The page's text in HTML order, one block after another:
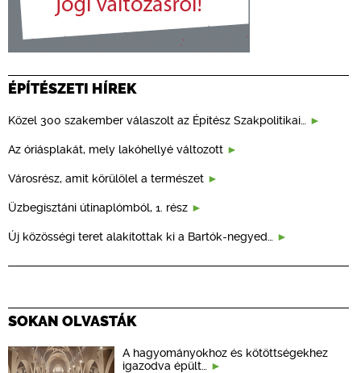
ÉPÍTÉSZETI HÍREK
Közel 300 szakember válaszolt az Építész Szakpolitikai…
Az óriásplakát, mely lakóhellyé változott
Városrész, amit körülölel a természet
Üzbegisztáni útinaplómból, 1. rész
Új közösségi teret alakítottak ki a Bartók-negyed…
SOKAN OLVASTÁK
A hagyományokhoz és kötöttségekhez
igazodva épült…